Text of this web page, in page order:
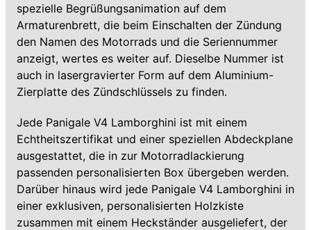
spezielle Begrüßungsanimation auf dem
Armaturenbrett, die beim Einschalten der Zündung
den Namen des Motorrads und die Seriennummer
anzeigt, wertes es weiter auf. Dieselbe Nummer ist
auch in lasergravierter Form auf dem Aluminium-
Zierplatte des Zündschlüssels zu finden.
Jede Panigale V4 Lamborghini ist mit einem
Echtheitszertifikat und einer speziellen Abdeckplane
ausgestattet, die in zur Motorradlackierung
passenden personalisierten Box übergeben werden.
Darüber hinaus wird jede Panigale V4 Lamborghini in
einer exklusiven, personalisierten Holzkiste
zusammen mit einem Heckständer ausgeliefert, der